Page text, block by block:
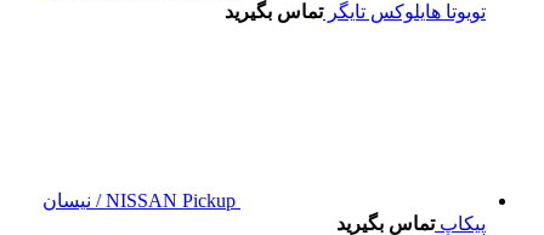
تویوتا هایلوکس تایگرتماس بگیرید
NISSAN Pickup / نیسان
پیکاپتماس بگیرید